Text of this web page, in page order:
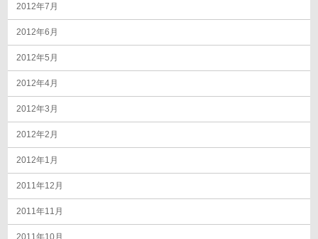
2012年7月
2012年6月
2012年5月
2012年4月
2012年3月
2012年2月
2012年1月
2011年12月
2011年11月
2011年10月